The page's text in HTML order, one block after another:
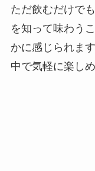
ただ飲むだけで
を知って味わう
かに感じられま
中で気軽に楽し